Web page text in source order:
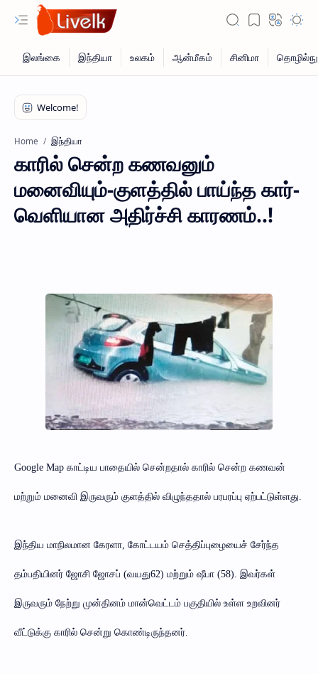
Home இந்தியா
காரில் சென்ற கணவனும்
மனைவியும்-குளத்தில் பாய்ந்த கார்-
வெளியான அதிர்ச்சி காரணம்..!
Google Map காட்டிய பாதையில் சென்றதால் காரில் சென்ற கணவன்
மற்றும் மனைவி இருவரும் குளத்தில் விழுந்ததால் பரபரப்பு ஏற்பட்டுள்ளது.
இந்திய மாநிலமான கேரளா, கோட்டயம் செத்திப்புழையைச் சேர்ந்த
தம்பதியினர் ஜோசி ஜோசப் (வயது62) மற்றும் ஷீபா (58). இவர்கள்
இருவரும் நேற்று முன்தினம் மான்வெட்டம் பகுதியில் உள்ள உறவினர்
வீட்டுக்கு காரில் சென்று கொண்டிருந்தனர்.